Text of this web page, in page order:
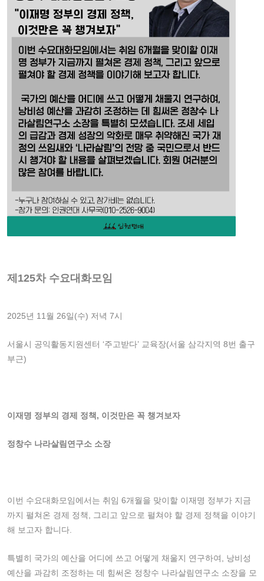
제 125차 수요대화모임
2025년 11월 26일(수) 저녁 7시
서울시 공익활동지원센터 ‘주고받다’ 교육장(서울 삼각지역 8번 출구
부근)
이재명 정부의 경제 정책 , 이것만은 꼭 챙겨보자
정창수 나라살림연구소 소장
이번 수요대화모임에서는 취임 6개월을 맞이할 이재명 정부가 지금
까지 펼쳐온 경제 정책, 그리고 앞으로 펼쳐야 할 경제 정책을 이야기
해 보고자 합니다.
특별히 국가의 예산을 어디에 쓰고 어떻게 채울지 연구하여, 낭비성
예산을 과감히 조정하는 데 힘써온 정창수 나라살림연구소 소장을 모